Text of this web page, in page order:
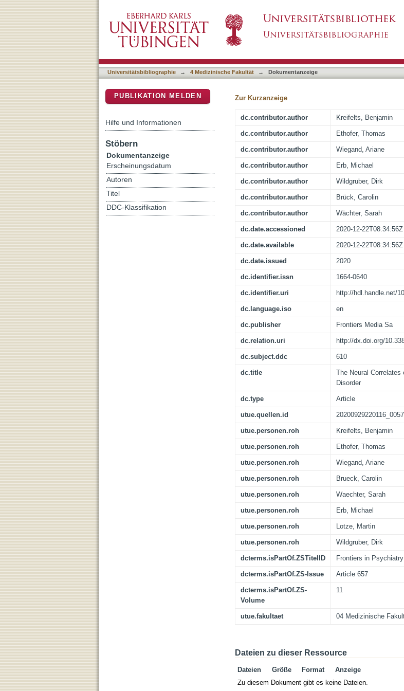
Universitätsbibliographie → 4 Medizinische Fakultät → Dokumentanzeige
Zur Kurzanzeige
dc.contributor.author Kreifelts, Benjamin
dc.contributor.author Ethofer, Thomas
dc.contributor.author Wiegand, Ariane
dc.contributor.author Erb, Michael
dc.contributor.author Wildgruber, Dirk
dc.contributor.author Brück, Carolin
dc.contributor.author Wächter, Sarah
dc.date.accessioned 2020-12-22T08:34:56Z
dc.date.available 2020-12-22T08:34:56Z
dc.date.issued 2020
dc.identifier.issn 1664-0640
dc.identifier.uri http://hdl.handle.net/
dc.language.iso en
dc.publisher Frontiers Media Sa
dc.relation.uri http://dx.doi.org/
dc.subject.ddc 610
dc.title
The Neural
Disorder
dc.type Article
utue.quellen.id
utue.personen.roh Kreifelts, Benjamin
utue.personen.roh Ethofer, Thomas
utue.personen.roh Wiegand, Ariane
utue.personen.roh Brueck, Carolin
utue.personen.roh Waechter, Sarah
utue.personen.roh Erb, Michael
utue.personen.roh Lotze, Martin
utue.personen.roh Wildgruber, Dirk
dcterms.isPartOf.ZSTitelID Frontiers in Psychiatry
dcterms.isPartOf.ZS-Issue Article 657
dcterms.isPartOf.ZS-
Volume
11
utue.fakultaet 04 Medizinische
Dateien zu dieser Ressource
Dateien Größe Format
Anzeige
Zu diesem Dokument gibt es keine Dateien.
PUBLIKATION MELDEN
Hilfe und Informationen
Stöbern
Dokumentanzeige
Erscheinungsdatum
Autoren
Titel
DDC-Klassifikation